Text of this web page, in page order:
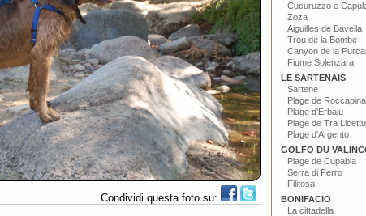
Condividi questa foto su:
Cucuruzzo e
Zoza
Aiguilles de Bavella
Trou de la Bombe
Canyon de la
Fiume Solenzara
LE SARTENAIS
Sartene
Plage de Roccapina
Plage d'Erbaju
Plage de Tra Licettu
Plage d'Argento
GOLFO DU
Plage de Cupabia
Serra di Ferro
Filitosa
BONIFACIO
La cittadella